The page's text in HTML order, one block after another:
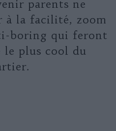
parents ne
à la facilité, zoom
boring qui feront
le plus cool du